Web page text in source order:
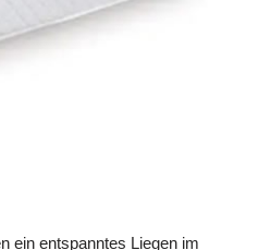
ein entspanntes Liegen im